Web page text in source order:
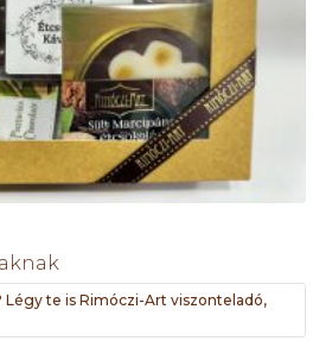
te is Rimóczi-Art viszonteladó,